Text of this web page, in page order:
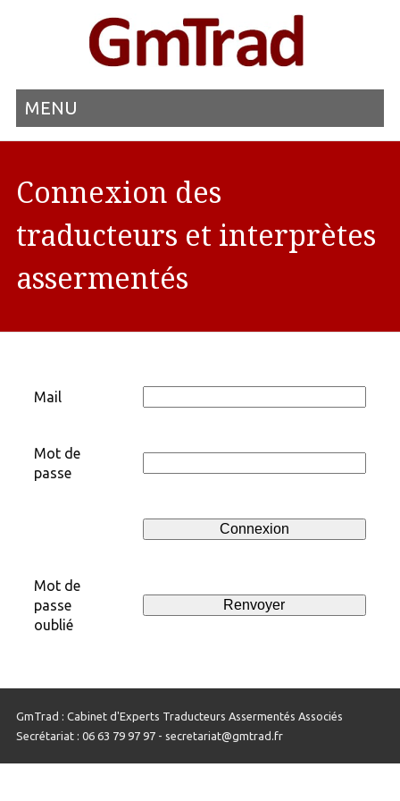
MENU
Connexion des
traducteurs et interprètes
assermentés
Mail
Mot de
passe
Mot de
passe
oublié
GmTrad : Cabinet d'Experts Traducteurs Assermentés Associés
Secrétariat : 06 63 79 97 97 - secretariat@gmtrad.fr